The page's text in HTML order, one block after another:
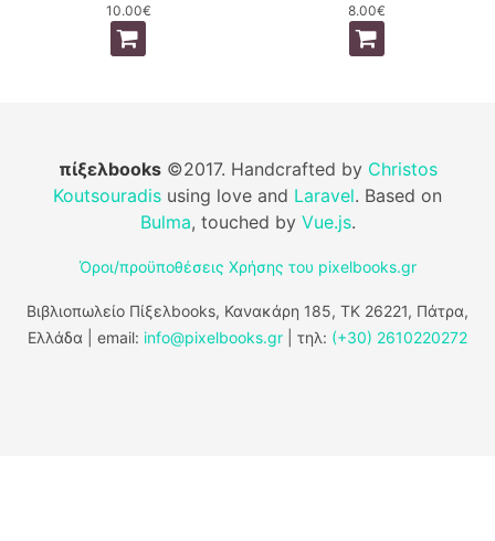
10.00€
8.00€
πίξελbooks©2017. Handcrafted by Christos
Koutsouradis using love and Laravel. Based on
Bulma, touched by Vue.js.
Όροι/προϋποθέσεις Χρήσης του pixelbooks.gr
Βιβλιοπωλείο Πίξελbooks, Κανακάρη 185, ΤΚ 26221, Πάτρα,
Ελλάδα | email: info@pixelbooks.gr | τηλ: (+30) 2610220272